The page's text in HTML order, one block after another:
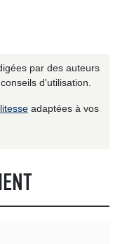
par des auteurs
d'utilisation.
adaptées à vos